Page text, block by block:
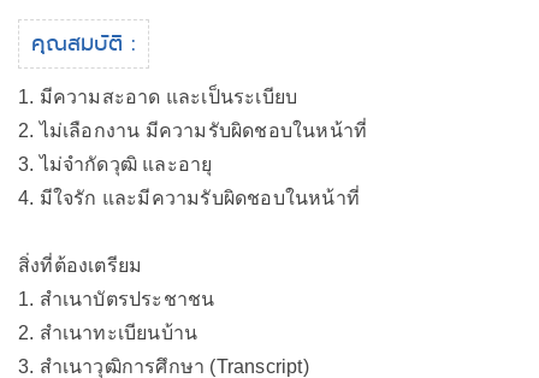
คุณสมบัติ :
1. มีความสะอาด และเป็นระเบียบ
2. ไม่เลือกงาน มีความรับผิดชอบในหน้าที่
3. ไม่จำกัดวุฒิ และอายุ
4. มีใจรัก และมีความรับผิดชอบในหน้าที่
สิ่งที่ต้องเตรียม
1. สำเนาบัตรประชาชน
2. สำเนาทะเบียนบ้าน
3. สำเนาวุฒิการศึกษา (Transcript)